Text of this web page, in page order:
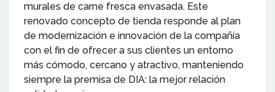
murales de carne fresca envasada. Este
renovado concepto de tienda responde al plan
de modernización e innovación de la compañía
con el fin de ofrecer a sus clientes un entorno
más cómodo, cercano y atractivo, manteniendo
siempre la premisa de DIA: la mejor relación